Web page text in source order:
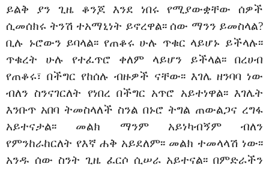
ይልቅ ያን ጊዜ ቆንጆ እንደ ነበሩ የሚያውቋቸው ሰዎች
ሲመሰክሩ ትንሽ ተአማኒነት ይኖረዋል፡፡ ሰው ማንን ይመስላል?
ቢሉ ኑሮውን ይባላል፡፡ የጠቆሩ ሁሉ ጥቁር ላይሆኑ ይችላሉ፡፡
ጥቁረት ሁሉ የተፈጥሮ ቀለም ላይሆን ይችላል፡፡ በረሀብ
የጠቆሩ፣ በችግር የከሰሉ ብዙዎች ናቸው፡፡ እገሌ ዘንባባ ነው
ብለን ስንናገርለት የነበረ በችግር አጥሮ አይተነዋል፡፡ እገሌት
እንቡጥ አበባ ትመስላለች ስንል በኑሮ ትግል ጠውልጋና ረግፋ
አይተናታል፡፡ መልክ ማንም አይነካብኝም ብለን
የምንከራከርለት የእኛ ሐቅ አይደለም፡፡ መልክ ተመላላሽ ነው፡፡
አንዱ ሰው ስንት ጊዜ ፈርሶ ሲሠራ አይተናል፡፡ በምድራችን